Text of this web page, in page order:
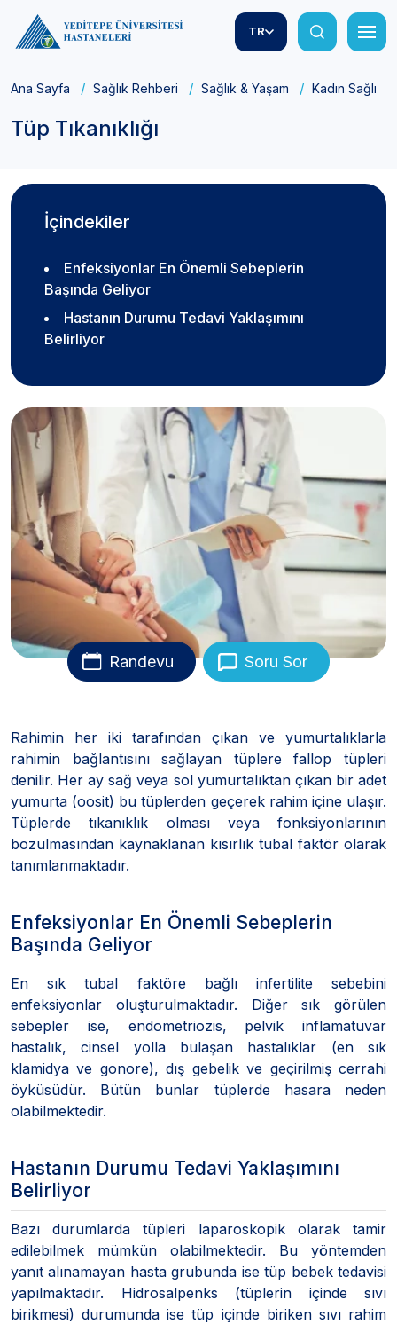
TR
Ana Sayfa Sağlık Rehberi Sağlık & Yaşam Kadın Sağlığı
Tüp Tıkanıklığı
İçindekiler
Enfeksiyonlar En Önemli Sebeplerin
Başında Geliyor
Hastanın Durumu Tedavi Yaklaşımını
Belirliyor
Randevu Soru Sor
Rahimin her iki tarafından çıkan ve yumurtalıklarla
rahimin bağlantısını sağlayan tüplere fallop tüpleri
denilir. Her ay sağ veya sol yumurtalıktan çıkan bir adet
yumurta (oosit) bu tüplerden geçerek rahim içine ulaşır.
Tüplerde tıkanıklık olması veya fonksiyonlarının
bozulmasından kaynaklanan kısırlık tubal faktör olarak
tanımlanmaktadır.
Enfeksiyonlar En Önemli Sebeplerin
Başında Geliyor
En sık tubal faktöre bağlı infertilite sebebini
enfeksiyonlar oluşturulmaktadır. Diğer sık görülen
sebepler ise, endometriozis, pelvik inflamatuvar
hastalık, cinsel yolla bulaşan hastalıklar (en sık
klamidya ve gonore), dış gebelik ve geçirilmiş cerrahi
öyküsüdür. Bütün bunlar tüplerde hasara neden
olabilmektedir.
Hastanın Durumu Tedavi Yaklaşımını
Belirliyor
Bazı durumlarda tüpleri laparoskopik olarak tamir
edilebilmek mümkün olabilmektedir. Bu yöntemden
yanıt alınamayan hasta grubunda ise tüp bebek tedavisi
yapılmaktadır. Hidrosalpenks (tüplerin içinde sıvı
birikmesi) durumunda ise tüp içinde biriken sıvı rahim